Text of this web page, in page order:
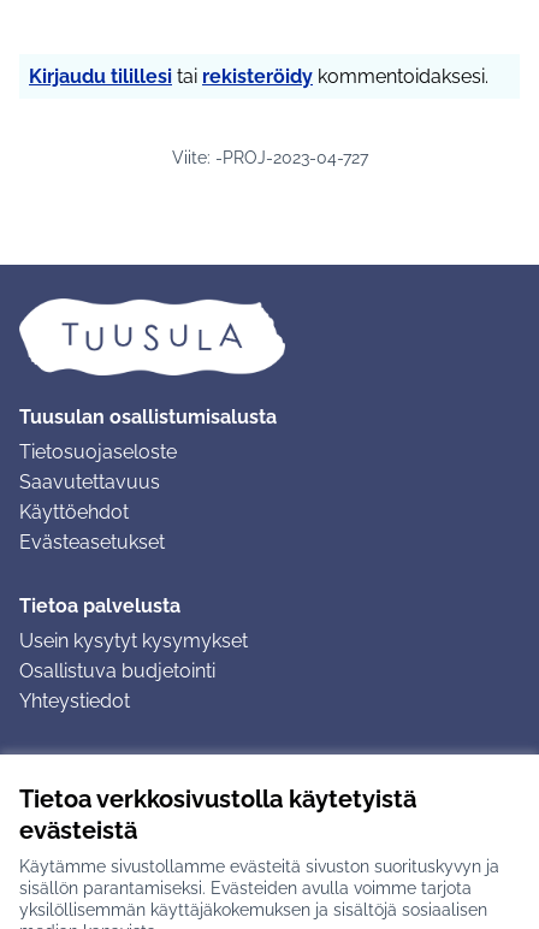
Tietoa verkkosivustolla käytetyistä
evästeistä
Käytämme sivustollamme evästeitä sivuston suorituskyvyn ja
sisällön parantamiseksi. Evästeiden avulla voimme tarjota
yksilöllisemmän käyttäjäkokemuksen ja sisältöjä sosiaalisen
Kirjaudu tilillesi tai rekisteröidy kommentoidaksesi.
Viite: -PROJ-2023-04-727
Tuusulan osallistumisalusta
Tietosuojaseloste
Saavutettavuus
Käyttöehdot
Evästeasetukset
Tietoa palvelusta
Usein kysytyt kysymykset
Osallistuva budjetointi
Yhteystiedot
Ohjeet kirjautumiseen
Ohjeet kommentin jättämiseen